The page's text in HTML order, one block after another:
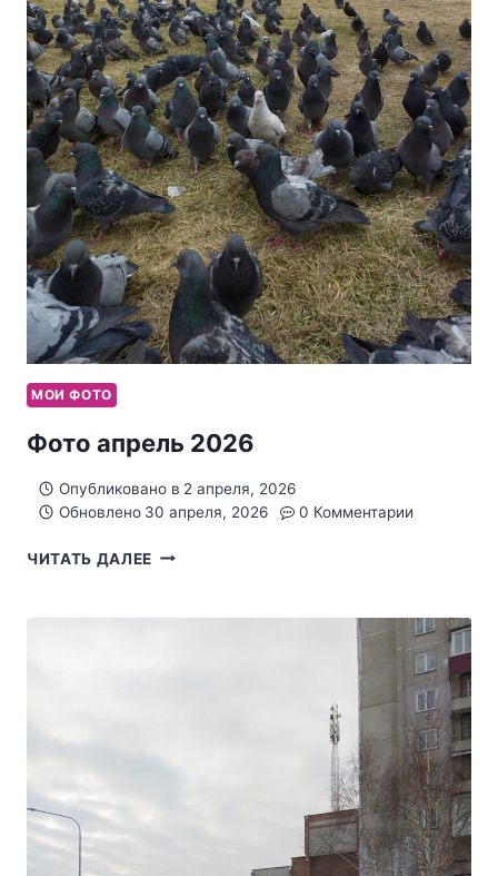
МОИ ФОТО
Фото апрель 2026
Опубликовано в 2 апреля, 2026
Обновлено 30 апреля, 2026 0 Комментарии
ЧИТАТЬ ДАЛЕЕ ФОТО